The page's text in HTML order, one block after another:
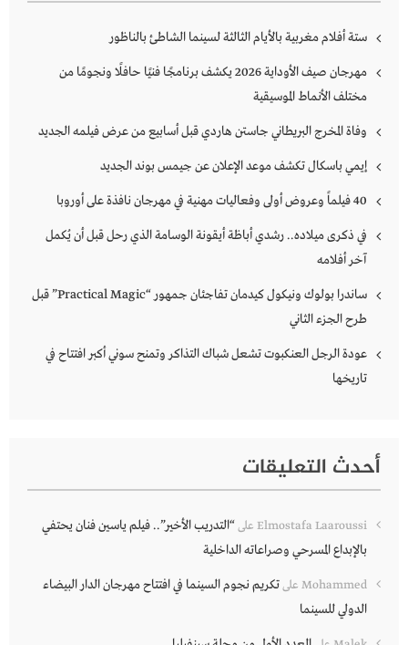
ستة أفلام مغربية بالأيام الثالثة لسينما الشاطئ بالناظور
مهرجان صيف الأوداية 2026 يكشف برنامجًا فنيًا حافلًا ونجومًا من
مختلف الأنماط الموسيقية
وفاة المخرج البريطاني جاستن هاردي قبل أسابيع من عرض فيلمه الجديد
إيمي باسكال تكشف موعد الإعلان عن جيمس بوند الجديد
40 فيلماً وعروض أولى وفعاليات مهنية في مهرجان نافذة على أوروبا
في ذكرى ميلاده.. رشدي أباظة أيقونة الوسامة الذي رحل قبل أن يُكمل
آخر أفلامه
ساندرا بولوك ونيكول كيدمان تفاجئان جمهور “Practical Magic” قبل
طرح الجزء الثاني
عودة الرجل العنكبوت تشعل شباك التذاكر وتمنح سوني أكبر افتتاح في
تاريخها
أحدث التعليقات
Elmostafa Laaroussi على“التدريب الأخير”.. فيلم ياسين فنان يحتفي
بالإبداع المسرحي وصراعاته الداخلية
Mohammed علىتكريم نجوم السينما في افتتاح مهرجان الدار البيضاء
الدولي للسينما